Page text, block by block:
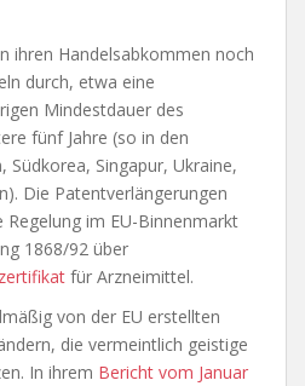
ihren Handelsabkommen noch
durch, etwa eine
Mindestdauer des
fünf Jahre (so in den
Singapur, Ukraine,
Die Patentverlängerungen
Regelung im EU-Binnenmarkt
1868/92 über
für Arzneimittel.
von der EU erstellten
die vermeintlich geistige
In ihrem Bericht vom Januar